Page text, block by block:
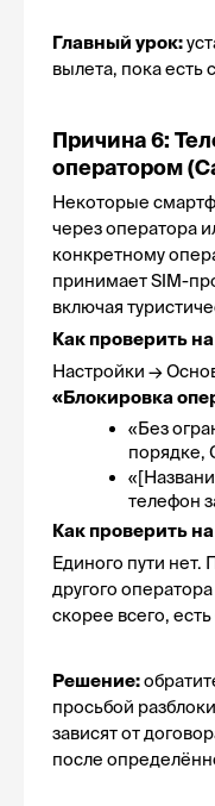
Главный урок:
вылета, пока есть
Причина 6:
оператором
Некоторые
через оператора
конкретному
принимает SIM-
включая
Как проверить
«Блокировка
«Без
порядке,
телефон
Как проверить
Единого пути нет.
другого
скорее всего,
Решение:
просьбой
зависят от
после